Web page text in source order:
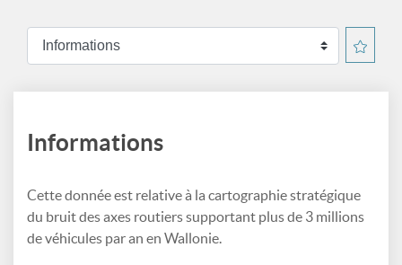
Informations
Cette donnée est relative à la cartographie stratégique
du bruit des axes routiers supportant plus de 3 millions
de véhicules par an en Wallonie.